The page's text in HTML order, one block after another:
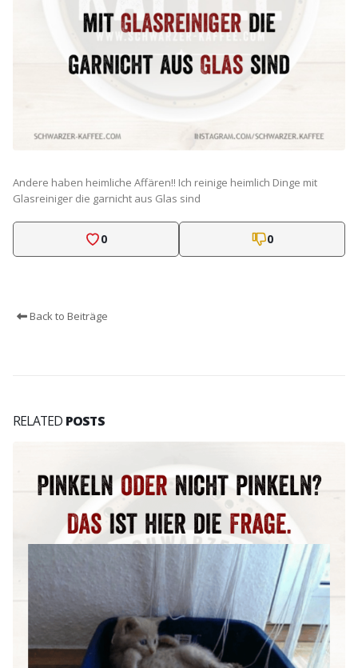
Andere haben heimliche Affären!! Ich reinige heimlich Dinge mit
Glasreiniger die garnicht aus Glas sind
0 0
Back to Beiträge
RELATED POSTS